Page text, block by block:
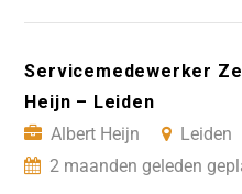
Servicemedewerker
Heijn – Leiden
Albert Heijn
Leiden
2 maanden geleden